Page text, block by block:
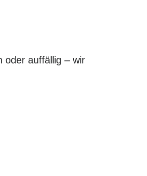
oder auffällig – wir